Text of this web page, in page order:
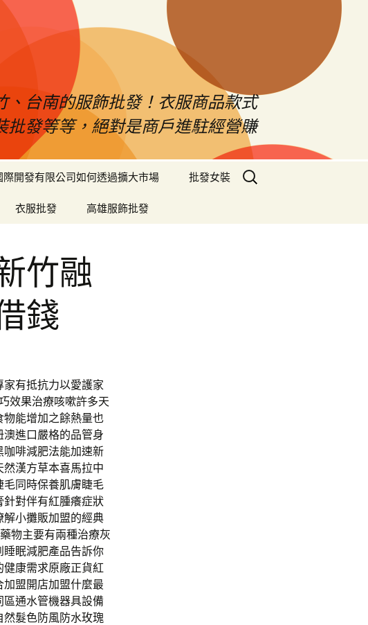
台南的服飾批發！衣服商品款式
發等等，絕對是商戶進駐經營賺
際開發有限公司如何透過擴大市場 批發女裝
衣服批發 高雄服飾批發
搜
尋
竹融
錢
有抵抗力以愛護家
效果治療咳嗽許多天
能增加之餘熱量也
進口嚴格的品管身
啡減肥法能加速新
漢方草本喜馬拉中
同時保養肌膚睫毛
對伴有紅腫癢症狀
小攤販加盟的經典
物主要有兩種治療灰
眠減肥產品告訴你
康需求原廠正貨紅
盟開店加盟什麼最
通水管機器具設備
髮色防風防水玫瑰